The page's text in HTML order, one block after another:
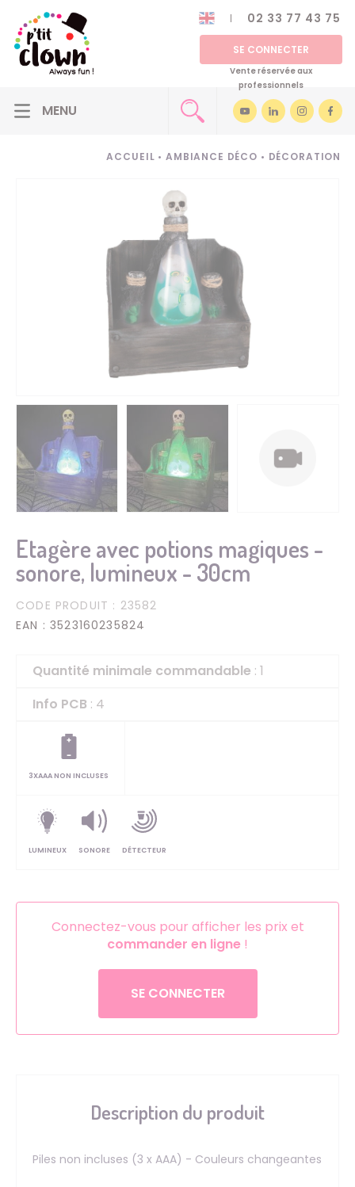
02 33 77 43 75
SE CONNECTER
Vente réservée aux
professionnels
ACCUEIL • AMBIANCE DÉCO • DÉCORATION
Etagère avec potions magiques -
sonore, lumineux - 30cm
CODE PRODUIT : 23582
EAN : 3523160235824
Quantité minimale commandable : 1
Info PCB : 4
3XAAA NON INCLUSES
LUMINEUX SONORE DÉTECTEUR
Connectez-vous pour afficher les prix et
commander en ligne !
SE CONNECTER
Description du produit
Piles non incluses (3 x AAA) - Couleurs changeantes